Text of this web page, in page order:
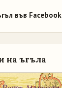
във Facebook
на ъгъла